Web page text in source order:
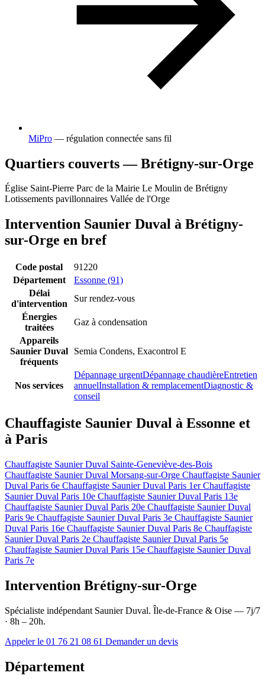
MiPro — régulation connectée sans fil
Quartiers couverts — Brétigny-sur-Orge
Église Saint-Pierre Parc de la Mairie Le Moulin de Brétigny
Lotissements pavillonnaires Vallée de l'Orge
Intervention Saunier Duval à Brétigny-
sur-Orge en bref
Code postal
91220
Département
Essonne (91)
Délai
d'intervention
Sur rendez-vous
Énergies
traitées
Gaz à condensation
Appareils
Saunier Duval
fréquents
Semia Condens, Exacontrol E
Nos services
Dépannage urgentDépannage chaudièreEntretien
annuelInstallation & remplacementDiagnostic &
conseil
Chauffagiste Saunier Duval à Essonne et
à Paris
Chauffagiste Saunier Duval Sainte-Geneviève-des-Bois
Chauffagiste Saunier Duval Morsang-sur-Orge Chauffagiste Saunier
Duval Paris 6e Chauffagiste Saunier Duval Paris 1erChauffagiste
Saunier Duval Paris 10e Chauffagiste Saunier Duval Paris 13e
Chauffagiste Saunier Duval Paris 20e Chauffagiste Saunier Duval
Paris 9e Chauffagiste Saunier Duval Paris 3e Chauffagiste Saunier
Duval Paris 16e Chauffagiste Saunier Duval Paris 8e Chauffagiste
Saunier Duval Paris 2e Chauffagiste Saunier Duval Paris 5e
Chauffagiste Saunier Duval Paris 15e Chauffagiste Saunier Duval
Paris 7e
Intervention Brétigny-sur-Orge
Spécialiste indépendant Saunier Duval. Île-de-France & Oise — 7j/7
· 8h – 20h.
Appeler le 01 76 21 08 61 Demander un devis
Département